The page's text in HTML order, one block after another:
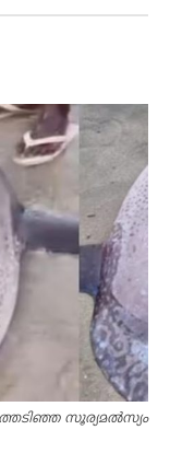
സൂര്യമൽസ്യം